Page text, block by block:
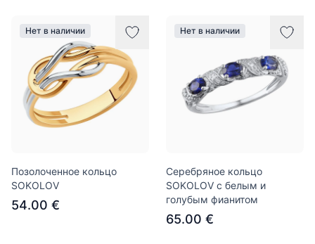
Нет в наличии
Позолоченное кольцо
SOKOLOV
54.00 €
Нет в наличии
Серебряное кольцо
SOKOLOV с белым и
голубым фианитом
65.00 €